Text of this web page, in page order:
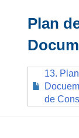
Plan
13.
de